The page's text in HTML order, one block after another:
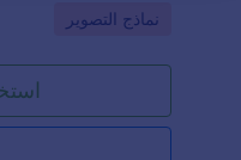
وانتهائها وأي تفاصيل
Go to Category:
نماذج التصوير